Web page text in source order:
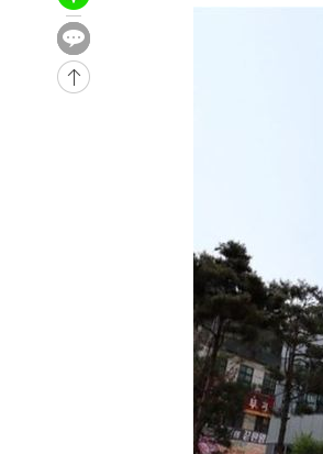
-19561초 전 >
[속보]산업장관 "美무역법
-19354초 전 >
-18626초 전 >
[속보]코스피, 119.51포인
6월 경상수지 497.3억 달러
서울 낮 39도 '폭염중대경
미 워싱턴주 스포캔 시의 통제
[속보] 호르무즈 해협 이란-오만
[속보] 이란 대통령 "지금 최고지
[속보] "이란-오만, 호르무즈 해